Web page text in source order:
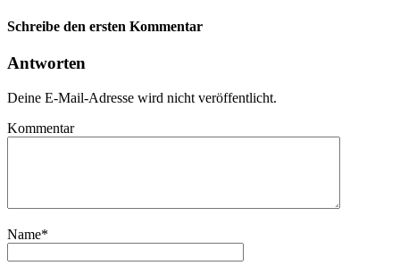
Schreibe den ersten Kommentar
Antworten
Deine E-Mail-Adresse wird nicht veröffentlicht.
Kommentar
Name*